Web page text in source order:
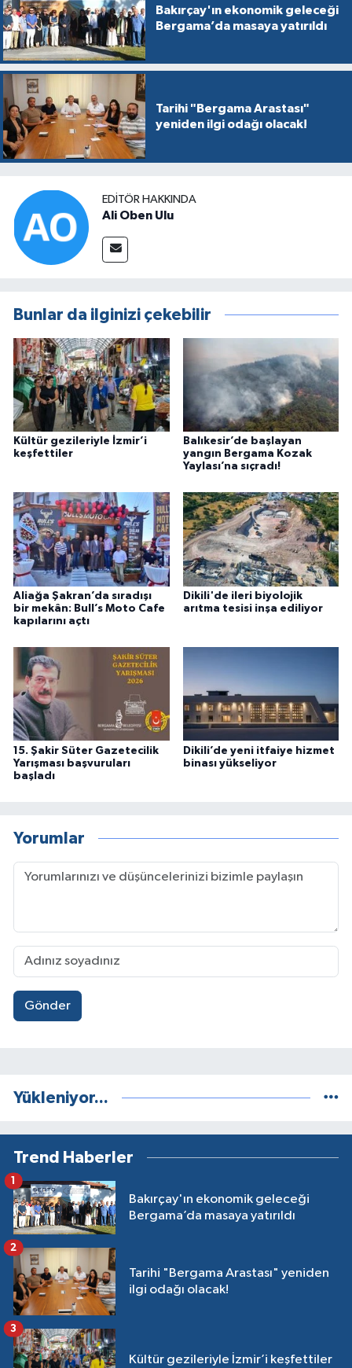
Bakırçay'ın ekonomik geleceği
Bergama’da masaya yatırıldı
Tarihi "Bergama Arastası"
yeniden ilgi odağı olacak!
EDITÖR HAKKINDA
Ali Oben Ulu
Bunlar da ilginizi çekebilir
Kültür gezileriyle İzmir’i
keşfettiler
Balıkesir’de başlayan
yangın Bergama Kozak
Yaylası’na sıçradı!
Aliağa Şakran’da sıradışı
bir mekân: Bull’s Moto Cafe
kapılarını açtı
Dikili'de ileri biyolojik
arıtma tesisi inşa ediliyor
15. Şakir Süter Gazetecilik
Yarışması başvuruları
başladı
Dikili’de yeni itfaiye hizmet
binası yükseliyor
Yorumlar
Gönder
Yükleniyor...
Trend Haberler
Bakırçay'ın ekonomik geleceği
Bergama’da masaya yatırıldı
1
Tarihi "Bergama Arastası" yeniden
ilgi odağı olacak!
2
Kültür gezileriyle İzmir’i keşfettiler
3